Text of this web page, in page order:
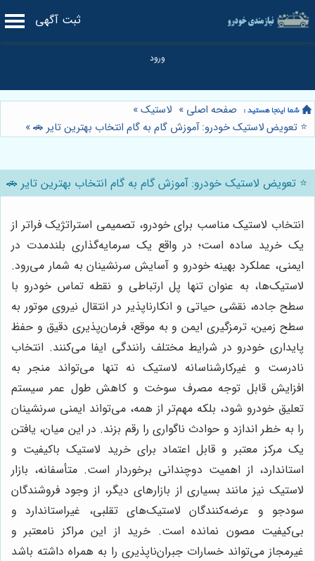
ثبت آگهی
صفحه اصلی » لاستیک»
⭐️ تعویض لاستیک خودرو: آموزش گام به گام انتخاب بهترین تایر 🚗»
⭐️ تعویض لاستیک خودرو: آموزش گام به گام انتخاب بهترین تایر 🚗
انتخاب لاستیک مناسب برای خودرو، تصمیمی استراتژیک فراتر از
یک خرید ساده است؛ در واقع یک سرمایه‌گذاری بلندمدت در
ایمنی، عملکرد بهینه خودرو و آسایش سرنشینان به شمار می‌رود.
لاستیک‌ها، به عنوان تنها پل ارتباطی و نقطه تماس خودرو با
سطح جاده، نقشی حیاتی و انکارناپذیر در انتقال نیروی موتور به
سطح زمین، ترمزگیری ایمن و به موقع، فرمان‌پذیری دقیق و حفظ
پایداری خودرو در شرایط مختلف رانندگی ایفا می‌کنند. انتخاب
نادرست و غیرکارشناسانه لاستیک نه تنها می‌تواند منجر به
افزایش قابل توجه مصرف سوخت و کاهش طول عمر سیستم
تعلیق خودرو شود، بلکه مهم‌تر از همه، می‌تواند ایمنی سرنشینان
را به خطر اندازد و حوادث ناگواری را رقم بزند. در این میان، یافتن
یک مرکز معتبر و قابل اعتماد برای خرید لاستیک باکیفیت و
استاندارد، از اهمیت دوچندانی برخوردار است. متأسفانه، بازار
لاستیک نیز مانند بسیاری از بازارهای دیگر، از وجود فروشندگان
سودجو و عرضه‌کنندگان لاستیک‌های تقلبی، غیراستاندارد و
بی‌کیفیت مصون نمانده است. خرید از این مراکز نامعتبر و
غیرمجاز می‌تواند خسارات جبران‌ناپذیری را به همراه داشته باشد